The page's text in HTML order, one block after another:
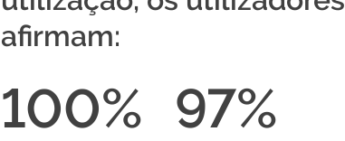
afirmam:
100% 97%